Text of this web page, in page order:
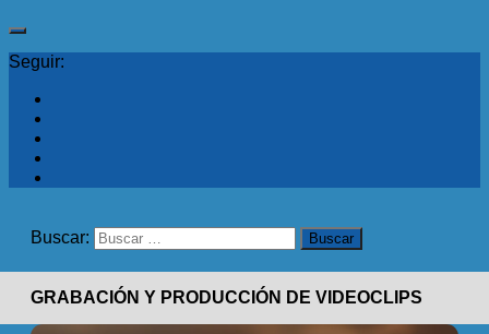
Seguir:
Buscar:
GRABACIÓN Y PRODUCCIÓN DE VIDEOCLIPS